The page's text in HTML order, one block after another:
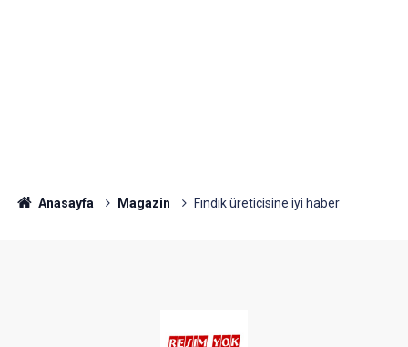
Anasayfa Magazin Fındık üreticisine iyi haber